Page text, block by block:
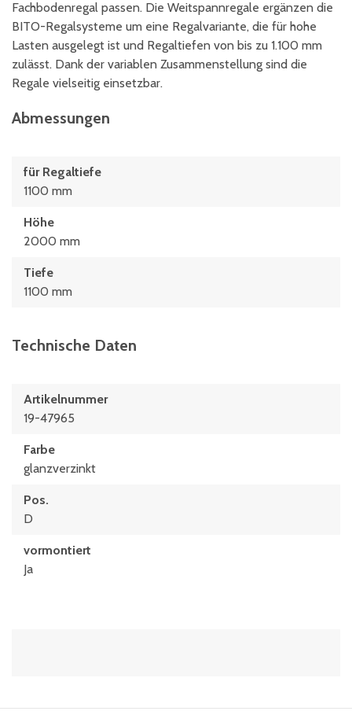
Fachbodenregal passen. Die Weitspannregale ergänzen die
BITO-Regalsysteme um eine Regalvariante, die für hohe
Lasten ausgelegt ist und Regaltiefen von bis zu 1.100 mm
zulässt. Dank der variablen Zusammenstellung sind die
Regale vielseitig einsetzbar.
Abmessungen
für Regaltiefe
1100 mm
Höhe
2000 mm
Tiefe
1100 mm
Technische Daten
Artikelnummer
19-47965
Farbe
glanzverzinkt
Pos.
D
vormontiert
Ja